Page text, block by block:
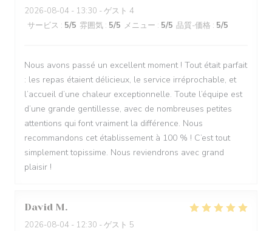
2026-08-04 - 13:30 - ゲスト 4
サービス : 5/5 雰囲気 : 5/5 メニュー : 5/5 品質-価格 : 5/5
Nous avons passé un excellent moment ! Tout était parfait
: les repas étaient délicieux, le service irréprochable, et
l’accueil d’une chaleur exceptionnelle. Toute l’équipe est
d’une grande gentillesse, avec de nombreuses petites
attentions qui font vraiment la différence. Nous
recommandons cet établissement à 100 % ! C’est tout
simplement topissime. Nous reviendrons avec grand
plaisir !
David M
2026-08-04 - 12:30 - ゲスト 5